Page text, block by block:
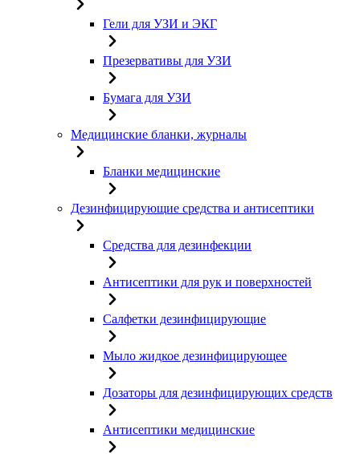
Гели для УЗИ и ЭКГ
Презервативы для УЗИ
Бумага для УЗИ
Медицинские бланки, журналы
Бланки медицинские
Дезинфицирующие средства и антисептики
Средства для дезинфекции
Антисептики для рук и поверхностей
Салфетки дезинфицирующие
Мыло жидкое дезинфицирующее
Дозаторы для дезинфицирующих средств
Антисептики медицинские